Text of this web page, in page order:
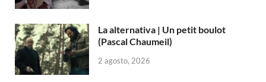
La alternativa | Un petit boulot
(Pascal Chaumeil)
2 agosto, 2026